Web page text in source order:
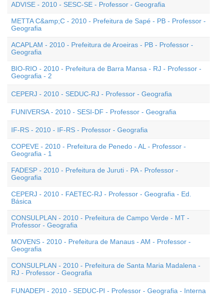
ADVISE - 2010 - SESC-SE - Professor - Geografia
METTA C&amp;C - 2010 - Prefeitura de Sapé - PB - Professor -
Geografia
ACAPLAM - 2010 - Prefeitura de Aroeiras - PB - Professor -
Geografia
BIO-RIO - 2010 - Prefeitura de Barra Mansa - RJ - Professor -
Geografia - 2
CEPERJ - 2010 - SEDUC-RJ - Professor - Geografia
FUNIVERSA - 2010 - SESI-DF - Professor - Geografia
IF-RS - 2010 - IF-RS - Professor - Geografia
COPEVE - 2010 - Prefeitura de Penedo - AL - Professor -
Geografia - 1
FADESP - 2010 - Prefeitura de Juruti - PA - Professor -
Geografia
CEPERJ - 2010 - FAETEC-RJ - Professor - Geografia - Ed.
Básica
CONSULPLAN - 2010 - Prefeitura de Campo Verde - MT -
Professor - Geografia
MOVENS - 2010 - Prefeitura de Manaus - AM - Professor -
Geografia
CONSULPLAN - 2010 - Prefeitura de Santa Maria Madalena -
RJ - Professor - Geografia
FUNADEPI - 2010 - SEDUC-PI - Professor - Geografia - Interna